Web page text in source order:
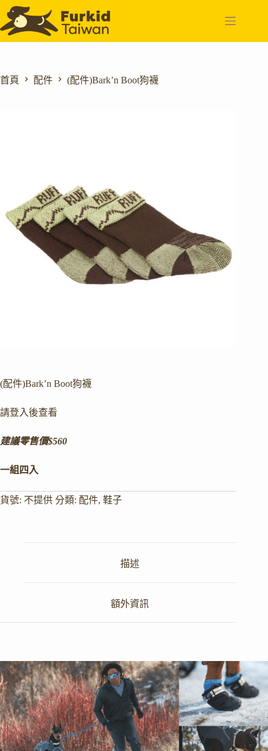
至
主
容
首頁 配件 (配件)Bark’n Boot狗襪
(配件)Bark’n Boot狗襪
請登入後查看
建議零售價$560
一組四入
貨號: 不提供 分類: 配件, 鞋子
描述
額外資訊